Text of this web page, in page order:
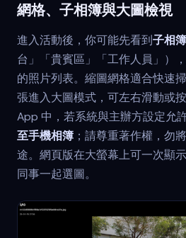
網格、子相簿與大圖檢視
進入活動後，你可能先看到子相
台」「貴賓區」「工作人員」）
的照片列表。縮圖網格適合快速
張進入大圖模式，可左右滑動或
App 中，若系統與主辦方設定允
至手機相簿 ；請尊重著作權，勿
途。網頁版在大螢幕上可一次顯
同事一起選圖。